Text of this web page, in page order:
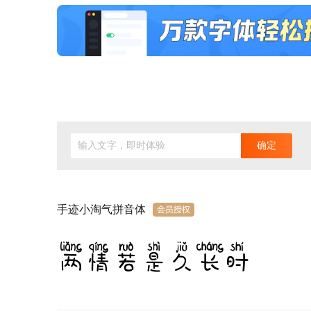
输入文字，即时体验 确定
手迹小淘气拼音体
两情若是久长时